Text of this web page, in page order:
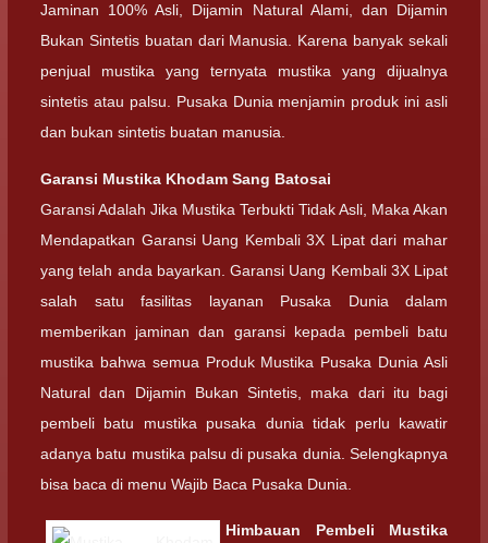
Jaminan 100% Asli, Dijamin Natural Alami, dan Dijamin
Bukan Sintetis buatan dari Manusia. Karena banyak sekali
penjual mustika yang ternyata mustika yang dijualnya
sintetis atau palsu. Pusaka Dunia menjamin produk ini asli
dan bukan sintetis buatan manusia.
Garansi Mustika Khodam Sang Batosai
Garansi Adalah Jika Mustika Terbukti Tidak Asli, Maka Akan
Mendapatkan Garansi Uang Kembali 3X Lipat dari mahar
yang telah anda bayarkan. Garansi Uang Kembali 3X Lipat
salah satu fasilitas layanan Pusaka Dunia dalam
memberikan jaminan dan garansi kepada pembeli batu
mustika bahwa semua Produk Mustika Pusaka Dunia Asli
Natural dan Dijamin Bukan Sintetis, maka dari itu bagi
pembeli batu mustika pusaka dunia tidak perlu kawatir
adanya batu mustika palsu di pusaka dunia. Selengkapnya
bisa baca di menu Wajib Baca Pusaka Dunia.
Himbauan Pembeli Mustika